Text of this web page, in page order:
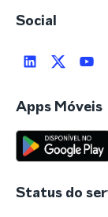
Social
Apps Móveis
Status do